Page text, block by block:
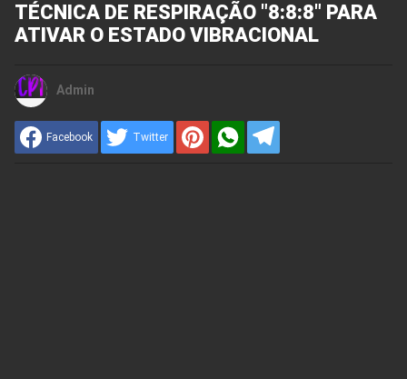
TÉCNICA DE RESPIRAÇÃO "8:8:8" PARA
ATIVAR O ESTADO VIBRACIONAL
Admin
Facebook Twitter